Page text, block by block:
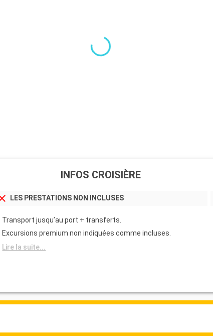
INFOS CROISIÈRE
LES PRESTATIONS NON INCLUSES
Transport jusqu’au port + transferts.
Excursions premium non indiquées comme incluses.
Lire la suite...